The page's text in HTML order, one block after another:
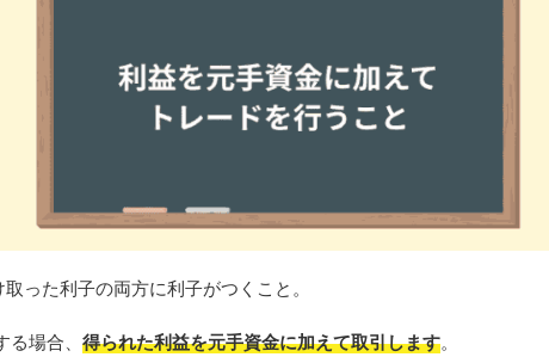
った利子の両方に利子がつくこと。
場合、 得られた利益を元手資金に加えて取引します。